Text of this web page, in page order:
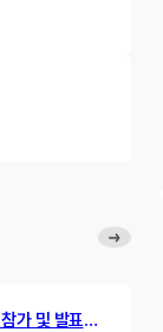
가 및 발표